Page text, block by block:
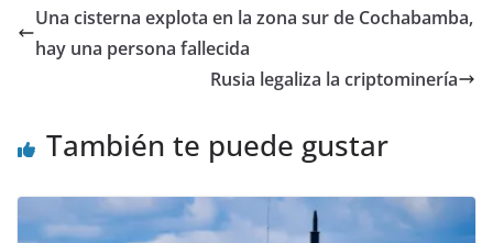
Una cisterna explota en la zona sur de Cochabamba,
hay una persona fallecida
Rusia legaliza la criptominería
También te puede gustar